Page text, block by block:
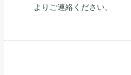
よりご連絡ください。